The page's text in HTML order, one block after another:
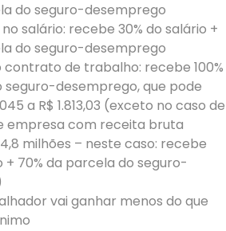
do seguro-desemprego
salário: recebe 30% do salário +
do seguro-desemprego
contrato de trabalho: recebe 100%
seguro-desemprego, que pode
a R$ 1.813,03 (exceto no caso de
empresa com receita bruta
milhões – neste caso: recebe
+ 70% da parcela do seguro-
vai ganhar menos do que